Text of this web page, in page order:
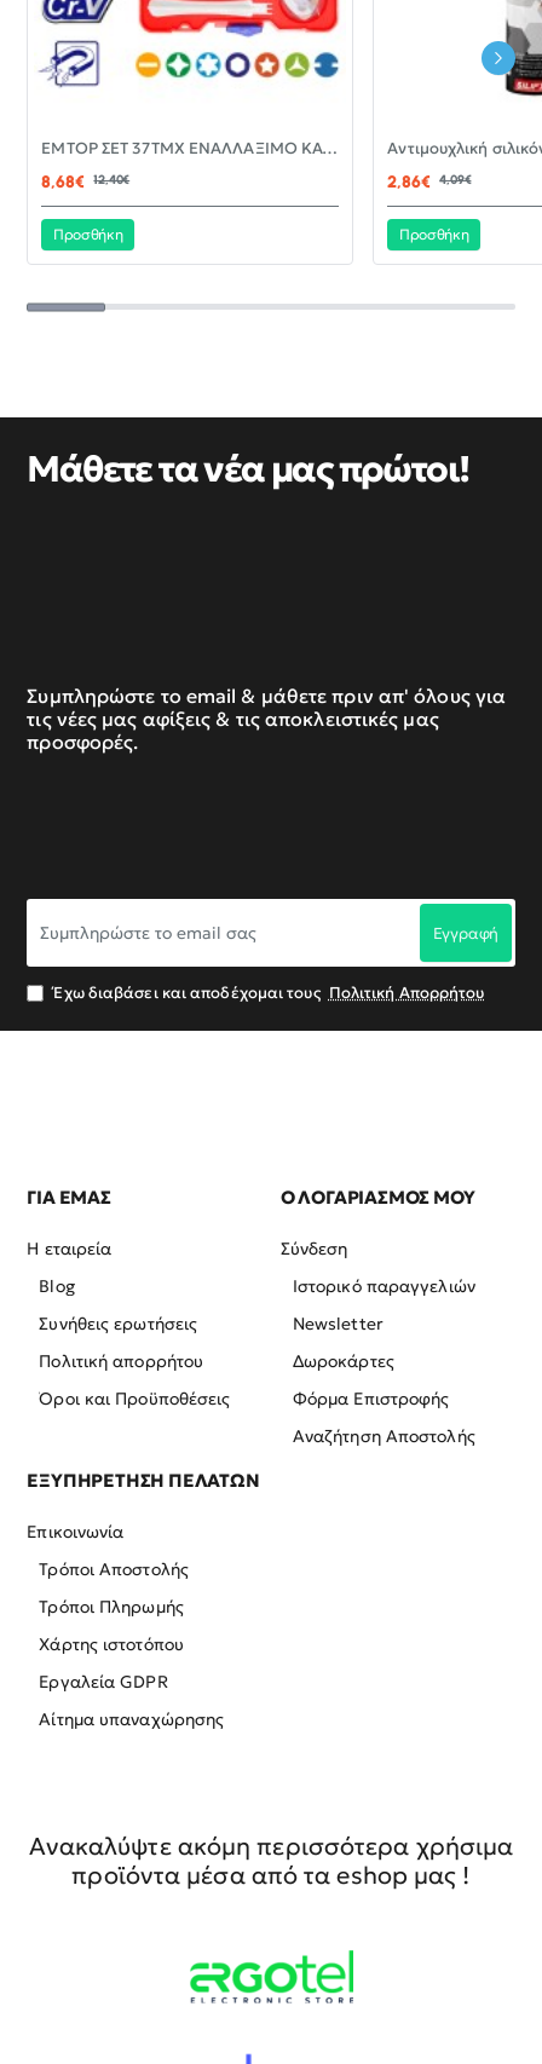
-30%EMTOP ΣΕΤ 37ΤΜΧ ΕΝΑΛΛΑΞΙΜΟ ΚΑΤΣΑΒΙΔΙ ΜΕ ΜΥΤΕΣ EBST03702
8,68€
12,40€
Προσθήκη
2,86€ 4,09€
Προσθήκη
Μάθετε τα νέα μας πρώτοι!
Συμπληρώστε το email & μάθετε πριν απ' όλους για
τις νέες μας αφίξεις & τις αποκλειστικές μας
προσφορές.
το
σας
Εγγραφή
Έχω διαβάσει και αποδέχομαι τους Πολιτική Απορρήτου
ΓΙΑ ΕΜΑΣ
Η εταιρεία
Blog
Συνήθεις ερωτήσεις
Πολιτική απορρήτου
Όροι και Προϋποθέσεις
Ο ΛΟΓΑΡΙΑΣΜΟΣ ΜΟΥ
Σύνδεση
Ιστορικό παραγγελιών
Newsletter
Δωροκάρτες
Φόρμα Επιστροφής
Αναζήτηση Αποστολής
ΕΞΥΠΗΡΕΤΗΣΗ ΠΕΛΑΤΩΝ
Επικοινωνία
Τρόποι Αποστολής
Τρόποι Πληρωμής
Χάρτης ιστοτόπου
Εργαλεία GDPR
Αίτημα υπαναχώρησης
Ανακαλύψτε ακόμη περισσότερα χρήσιμα
προϊόντα μέσα από τα eshop μας !